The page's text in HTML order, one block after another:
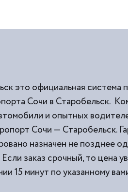
это официальная система
Сочи в Старобельск.
и опытных
Сочи — Старобельск.
назначен не позднее
заказ срочный, то цена
15 минут по указанному